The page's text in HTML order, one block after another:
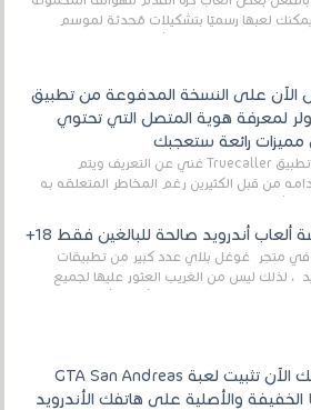
لعبها رسميًا بتشكيلات مُحدثة لموسم
الآن على النسخة المدفوعة من تطبيق
لمعرفة هوية المتصل التي تحتوي
رائعة ستعجبك
أصبح تطبيق Truecaller غني عن التعريف ويتم
من قبل الكثيرين رغم المخاطر المتعلقه به
أندرويد صالحة للبالغين فقط 18+
في متجر غوغل بلاي عدد كبير من تطبيقات
، لذلك ليس من الغريب العثور عليها لجميع
يمكنك الآن تثبيت لعبة GTA San Andreas
LITE الخفيفة والأصلية على هاتفك الأندرويد